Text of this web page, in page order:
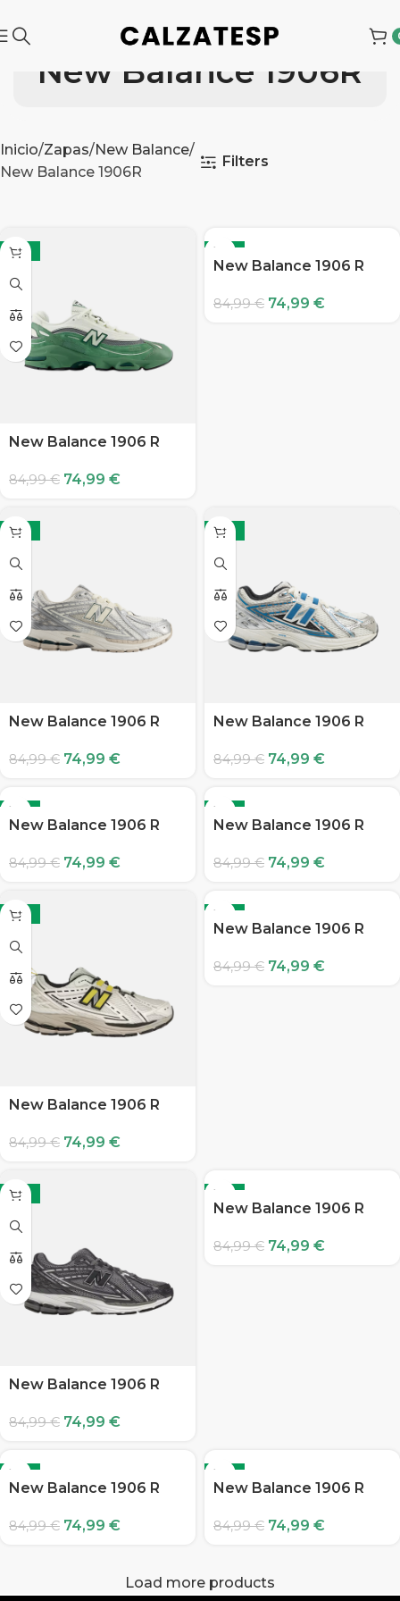
New Balance 1906R
Inicio Zapas New Balance
New Balance 1906R
Filters
-12%
New Balance 1906 R
84,99€ 74,99 €
-12%
New Balance 1906 R
84,99€ 74,99 €
-12%
New Balance 1906 R
84,99€ 74,99 €
-12%
New Balance 1906 R
84,99€ 74,99 €
-12%
New Balance 1906 R
84,99€ 74,99 €
-12%
New Balance 1906 R
84,99€ 74,99 €
-12%
New Balance 1906 R
84,99€ 74,99 €
-12%
New Balance 1906 R
84,99€ 74,99 €
-12%
New Balance 1906 R
84,99€ 74,99 €
-12%
New Balance 1906 R
84,99€ 74,99 €
-12%
New Balance 1906 R
84,99€ 74,99 €
-12%
New Balance 1906 R
84,99€ 74,99 €
Load more products